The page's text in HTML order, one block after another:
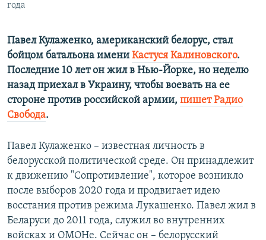
года
Павел Кулаженко, американский белорус, стал
бойцом батальона имени Кастуся Калиновского.
Последние 10 лет он жил в Нью-Йорке, но неделю
назад приехал в Украину, чтобы воевать на ее
стороне против российской армии, пишет Радио
Свобода.
Павел Кулаженко – известная личность в
белорусской политической среде. Он принадлежит
к движению "Сопротивление", которое возникло
после выборов 2020 года и продвигает идею
восстания против режима Лукашенко. Павел жил в
Беларуси до 2011 года, служил во внутренних
войсках и ОМОНе. Сейчас он – белорусский